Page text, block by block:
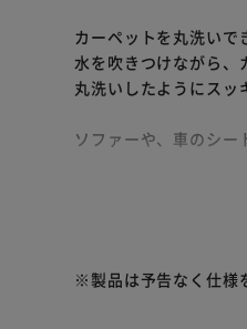
カーペットを丸洗いで
水を吹きつけながら、
丸洗いしたようにスッ
ソファーや、車のシー
噴霧レバーを引くだ
ハンドツールの先端
落ちにくい汚れや、染
※製品は予告なく仕様